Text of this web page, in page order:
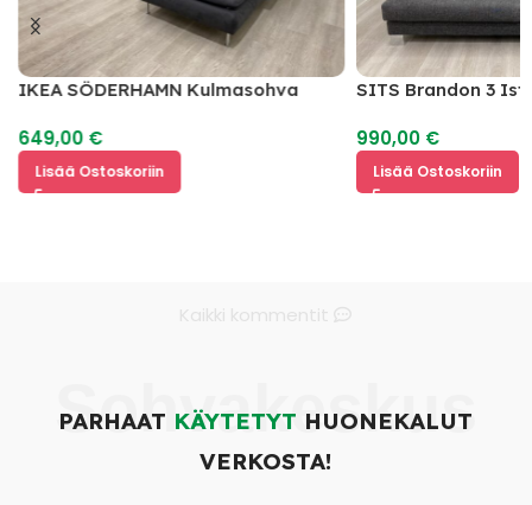
IKEA SÖDERHAMN Kulmasohva
649,00 €
Lisää Ostoskoriin
SITS Brandon 3
990,00 €
Lisää Ostoskoriin
Sohvakeskus
PARHAAT KÄYTETYT HUONEKALUT
VERKOSTA!